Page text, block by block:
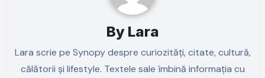
By Lara
Lara scrie pe Synopy despre curiozități, citate, cultură,
călătorii și lifestyle. Textele sale îmbină informația cu